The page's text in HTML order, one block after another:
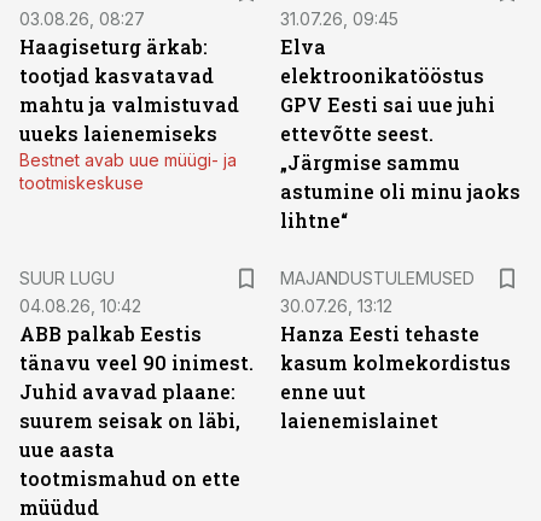
03.08.26, 08:27
Haagiseturg ärkab:
tootjad kasvatavad
mahtu ja valmistuvad
uueks laienemiseks
Bestnet avab uue müügi- ja
tootmiskeskuse
31.07.26, 09:45
Elva
elektroonikatööstus
GPV Eesti sai uue juhi
ettevõtte seest.
„Järgmise sammu
astumine oli minu jaoks
lihtne“
SUUR LUGU
04.08.26, 10:42
ABB palkab Eestis
tänavu veel 90 inimest.
Juhid avavad plaane:
suurem seisak on läbi,
uue aasta
tootmismahud on ette
müüdud
MAJANDUSTULEMUSED
30.07.26, 13:12
Hanza Eesti tehaste
kasum kolmekordistus
enne uut
laienemislainet